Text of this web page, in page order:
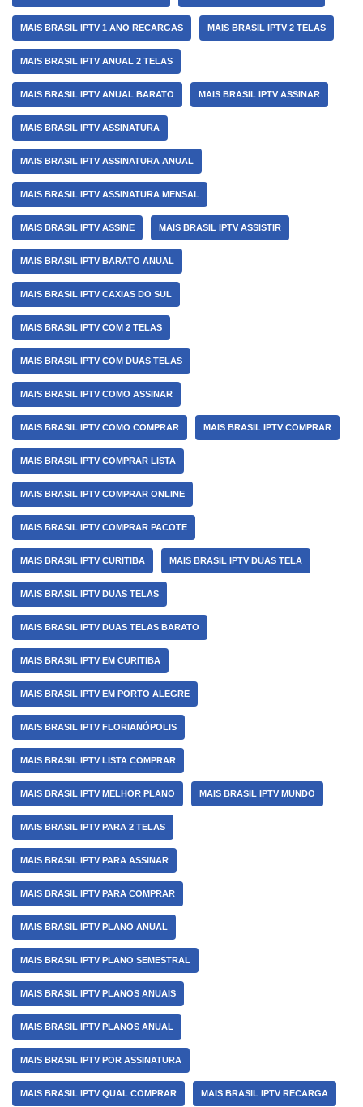
MAIS BRASIL IPTV 1 ANO RECARGAS MAIS BRASIL IPTV 2 TELAS
MAIS BRASIL IPTV ANUAL 2 TELAS
MAIS BRASIL IPTV ANUAL BARATO MAIS BRASIL IPTV ASSINAR
MAIS BRASIL IPTV ASSINATURA
MAIS BRASIL IPTV ASSINATURA ANUAL
MAIS BRASIL IPTV ASSINATURA MENSAL
MAIS BRASIL IPTV ASSINE MAIS BRASIL IPTV ASSISTIR
MAIS BRASIL IPTV BARATO ANUAL
MAIS BRASIL IPTV CAXIAS DO SUL
MAIS BRASIL IPTV COM 2 TELAS
MAIS BRASIL IPTV COM DUAS TELAS
MAIS BRASIL IPTV COMO ASSINAR
MAIS BRASIL IPTV COMO COMPRAR MAIS BRASIL IPTV COMPRAR
MAIS BRASIL IPTV COMPRAR LISTA
MAIS BRASIL IPTV COMPRAR ONLINE
MAIS BRASIL IPTV COMPRAR PACOTE
MAIS BRASIL IPTV CURITIBA MAIS BRASIL IPTV DUAS TELA
MAIS BRASIL IPTV DUAS TELAS
MAIS BRASIL IPTV DUAS TELAS BARATO
MAIS BRASIL IPTV EM CURITIBA
MAIS BRASIL IPTV EM PORTO ALEGRE
MAIS BRASIL IPTV FLORIANÓPOLIS
MAIS BRASIL IPTV LISTA COMPRAR
MAIS BRASIL IPTV MELHOR PLANO MAIS BRASIL IPTV MUNDO
MAIS BRASIL IPTV PARA 2 TELAS
MAIS BRASIL IPTV PARA ASSINAR
MAIS BRASIL IPTV PARA COMPRAR
MAIS BRASIL IPTV PLANO ANUAL
MAIS BRASIL IPTV PLANO SEMESTRAL
MAIS BRASIL IPTV PLANOS ANUAIS
MAIS BRASIL IPTV PLANOS ANUAL
MAIS BRASIL IPTV POR ASSINATURA
MAIS BRASIL IPTV QUAL COMPRAR MAIS BRASIL IPTV RECARGA